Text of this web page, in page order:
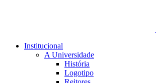
Institucional
A Universidade
História
Logotipo